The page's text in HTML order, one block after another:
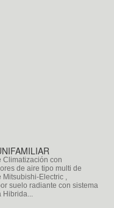
Climatización con
de aire tipo multi de
Electric ,
suelo radiante con sistema